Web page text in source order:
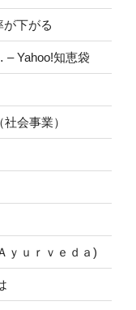
下がる
Yahoo!知恵袋
会事業）
ｙｕｒｖｅｄａ)